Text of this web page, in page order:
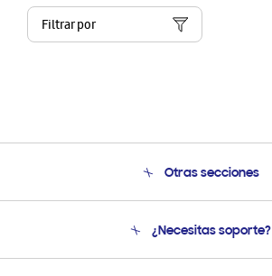
Filtrar por
Otras secciones
Soporte
¿Necesitas soporte?